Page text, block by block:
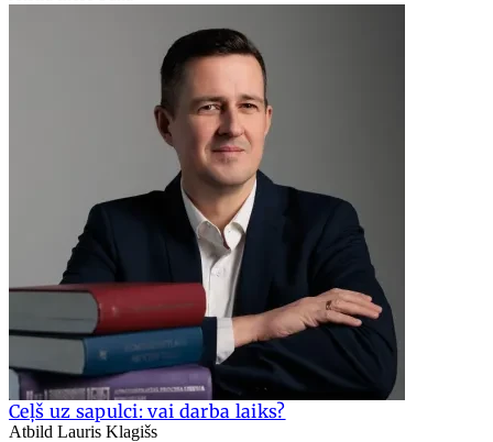
Ceļš uz sapulci: vai darba laiks?
Atbild Lauris Klagišs